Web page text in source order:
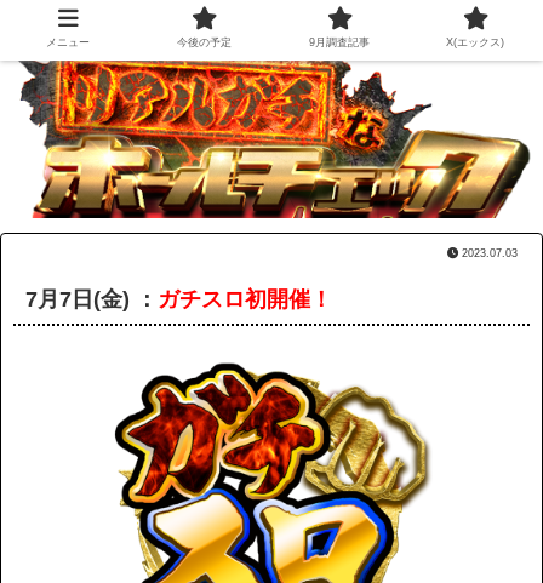
2023.07.03
7月7日(金) ： ガチスロ初開催！
メニュー 今後の予定 9月調査記事 X(エックス)